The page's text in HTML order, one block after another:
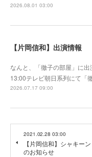
2026.08.01 03:00
【片岡信和】出演情報
なんと、「徹子の部屋」に
13:00テレビ朝日系列にて「
2026.07.17 09:00
2021.02.28 03:00
【片岡信和】シャキーン
のお知らせ